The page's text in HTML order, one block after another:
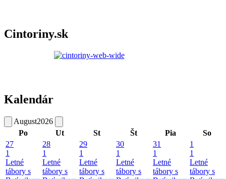
Cintoriny.sk
Kalendár
August2026
Po
Ut St Št Pia
So
27
1
Letné
tábory s
28
1
Letné
tábory s
29
1
Letné
tábory s
30
1
Letné
tábory s
31
1
Letné
tábory s
1
1
Letné
tábory s